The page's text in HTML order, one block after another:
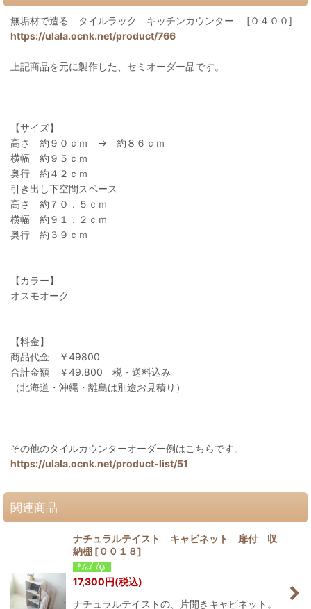
無垢材で造る タイルラック キッチンカウンター [０４００]
https://ulala.ocnk.net/product/766
上記商品を元に製作した、セミオーダー品です。
【サイズ】
高さ 約９０ｃｍ → 約８６ｃｍ
横幅 約９５ｃｍ
奥行 約４２ｃｍ
引き出し下空間スペース
高さ 約７０．５ｃｍ
横幅 約９１．２ｃｍ
奥行 約３９ｃｍ
【カラー】
オスモオーク
【料金】
商品代金 ￥49800
合計金額 ￥49.800 税・送料込み
（北海道・沖縄・離島は別途お見積り）
その他のタイルカウンターオーダー例はこちらです。
https://ulala.ocnk.net/product-list/51
関連商品
ナチュラルテイスト キャビネット 扉付 収
納棚 [００１８]
17,300円(税込)
ナチュラルテイストの、片開きキャビネット。